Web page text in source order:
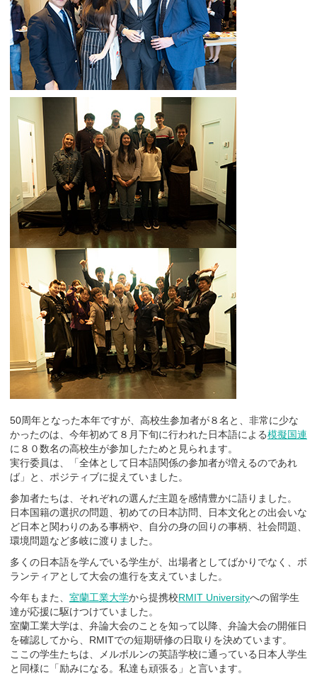
50周年となった本年ですが、高校生参加者が８名と、非常に少な
かったのは、今年初めて８月下旬に行われた日本語による模擬国連
に８０数名の高校生が参加したためと見られます。
実行委員は、「全体として日本語関係の参加者が増えるのであれ
ば」と、ポジティブに捉えていました。
参加者たちは、それぞれの選んだ主題を感情豊かに語りました。
日本国籍の選択の問題、初めての日本訪問、日本文化との出会いな
ど日本と関わりのある事柄や、自分の身の回りの事柄、社会問題、
環境問題など多岐に渡りました。
多くの日本語を学んでいる学生が、出場者としてばかりでなく、ボ
ランティアとして大会の進行を支えていました。
今年もまた、 室蘭工業大学から提携校RMIT Universityへの留学生
達が応援に駆けつけていました。
室蘭工業大学は、弁論大会のことを知って以降、弁論大会の開催日
を確認してから、RMITでの短期研修の日取りを決めています。
ここの学生たちは、メルボルンの英語学校に通っている日本人学生
と同様に「励みになる。私達も頑張る」と言います。